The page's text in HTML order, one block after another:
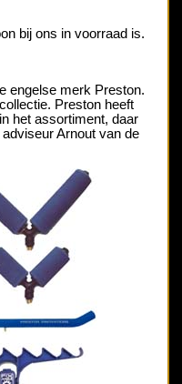
bij ons in voorraad is.
engelse merk Preston.
Preston heeft
het assortiment, daar
Arnout van de